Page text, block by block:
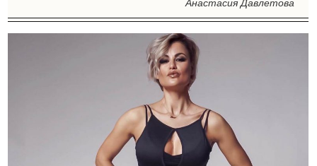
Анастасия Давлетова